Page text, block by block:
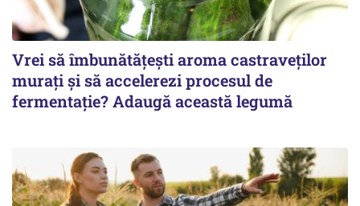
Vrei să îmbunătățești aroma castraveților
murați și să accelerezi procesul de
fermentație? Adaugă această legumă